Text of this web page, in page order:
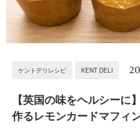
ケントデリレシピ KENT DELI
【英国の味をヘルシーに
作るレモンカードマフィ